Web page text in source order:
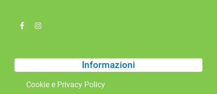
Informazioni
Cookie e Privacy Policy